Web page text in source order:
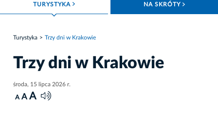
TURYSTYKA ROZWIŃ MENU NA SKRÓTY
Turystyka Trzy dni w Krakowie
Trzy dni w Krakowie
środa, 15 lipca 2026 r.
A A A